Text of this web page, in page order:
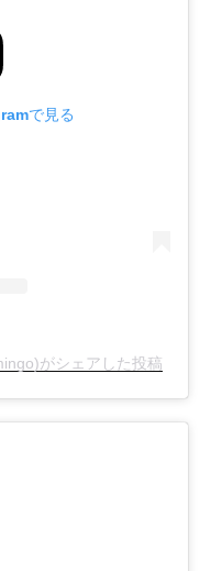
で見る
がシェアした投稿